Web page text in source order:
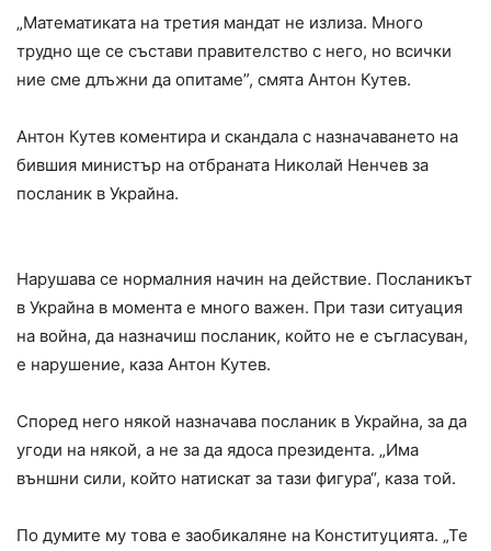
„Математиката на третия мандат не излиза. Много
трудно ще се състави правителство с него, но всички
ние сме длъжни да опитаме”, смята Антон Кутев.
Антон Кутев коментира и скандала с назначаването на
бившия министър на отбраната Николай Ненчев за
посланик в Украйна.
Нарушава се нормалния начин на действие. Посланикът
в Украйна в момента е много важен. При тази ситуация
на война, да назначиш посланик, който не е съгласуван,
е нарушение, каза Антон Кутев.
Според него някой назначава посланик в Украйна, за да
угоди на някой, а не за да ядоса президента. „Има
външни сили, който натискат за тази фигура“, каза той.
По думите му това е заобикаляне на Конституцията. „Те